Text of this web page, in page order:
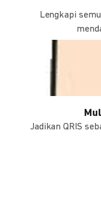
Lengkapi
Jadikan QRIS